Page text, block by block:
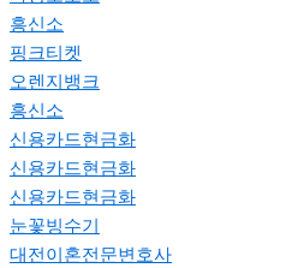
흥신소
핑크티켓
오렌지뱅크
흥신소
신용카드현금화
신용카드현금화
신용카드현금화
눈꽃빙수기
대전이혼전문변호사